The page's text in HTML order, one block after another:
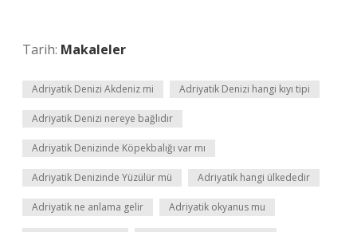
Tarih: Makaleler
Adriyatik Denizi Akdeniz mi Adriyatik Denizi hangi kıyı tipi
Adriyatik Denizi nereye bağlıdır
Adriyatik Denizinde Köpekbalığı var mı
Adriyatik Denizinde Yüzülür mü Adriyatik hangi ülkededir
Adriyatik ne anlama gelir Adriyatik okyanus mu